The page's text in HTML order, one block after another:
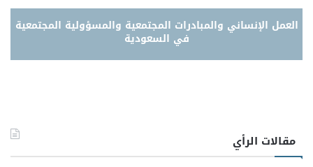
العمل الإنساني والمبادرات المجتمعية والمسؤولية المجتمعية
في السعودية
مقالات الرأي